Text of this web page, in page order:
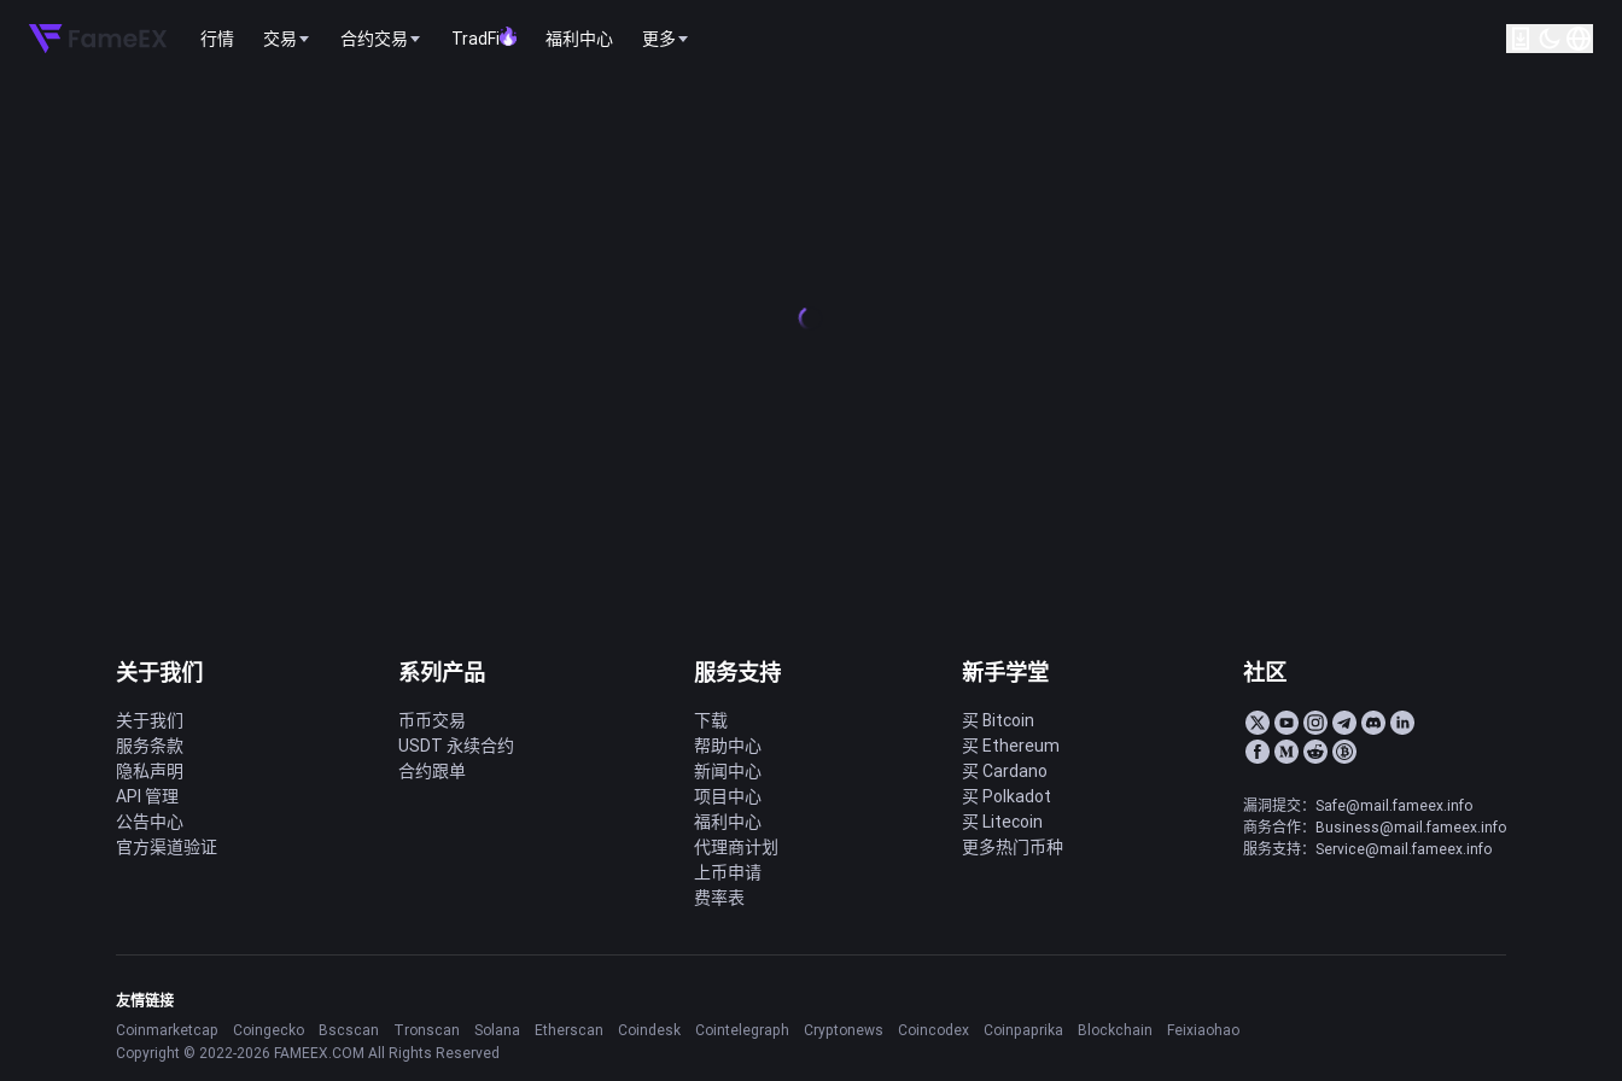
行情 交易 合约交易 TradFi 福利中心 更多
关于我们
关于我们
服务条款
隐私声明
API 管理
公告中心
官方渠道验证
系列产品
币币交易
USDT 永续合约
合约跟单
服务支持
下载
帮助中心
新闻中心
项目中心
福利中心
代理商计划
上币申请
费率表
新手学堂
买 Bitcoin
买 Ethereum
买 Cardano
买 Polkadot
买 Litecoin
更多热门币种
社区
漏洞提交：Safe@mail.fameex.info
商务合作：Business@mail.fameex.info
服务支持：Service@mail.fameex.info
友情链接
Coinmarketcap
Coingecko Bscscan Tronscan Solana Etherscan Coindesk Cointelegraph Cryptonews Coincodex Coinpaprika Blockchain
Feixiaohao
Copyright © 2022-2026 FAMEEX.COM All Rights Reserved